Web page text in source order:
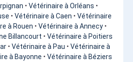
• Vétérinaire à Orléans •
• Vétérinaire à Caen • Vétérinaire
à Rouen • Vétérinaire à Annecy •
Billancourt • Vétérinaire à Poitiers
• Vétérinaire à Pau • Vétérinaire à
à Bayonne • Vétérinaire à Béziers